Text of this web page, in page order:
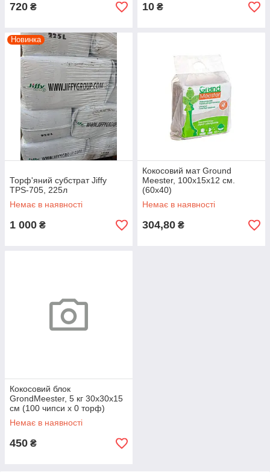
720 ₴ 10 ₴
Новинка
Торф'яний субстрат Jiffy
TPS-705, 225л
Немає в наявності
1 000 ₴
Кокосовий мат Ground
Meester, 100x15x12 см.
(60х40)
Немає в наявності
304,80 ₴
Кокосовий блок
GrondMeester, 5 кг 30х30х15
см (100 чипси х 0 торф)
UNI100SS
Немає в наявності
450 ₴